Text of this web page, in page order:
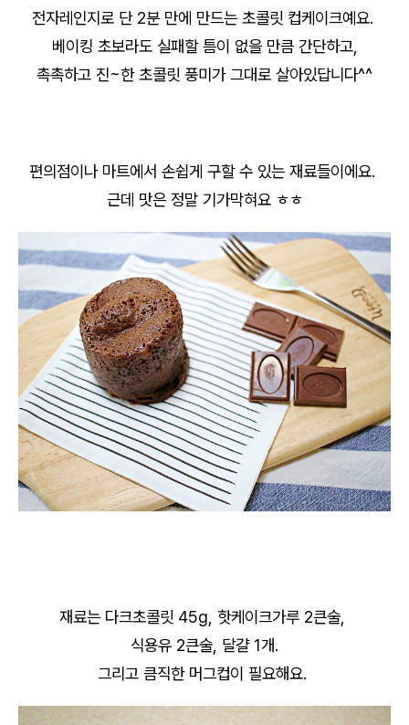
전자레인지로 단 2분 만에 만드는 초콜릿 컵케이크예요.
베이킹 초보라도 실패할 틈이 없을 만큼 간단하고,
촉촉하고 진~한 초콜릿 풍미가 그대로 살아있답니다^^
편의점이나 마트에서 손쉽게 구할 수 있는 재료들이에요.
근데 맛은 정말 기가막혀요 ㅎㅎ
재료는 다크초콜릿 45g, 핫케이크가루 2큰술,
식용유 2큰술, 달걀 1개.
그리고 큼직한 머그컵이 필요해요.